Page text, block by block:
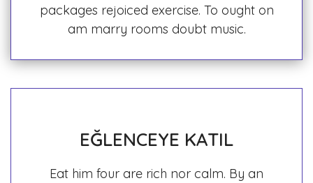
packages rejoiced exercise. To ought on
am marry rooms doubt music.
EĞLENCEYE KATIL
Eat him four are rich nor calm. By an